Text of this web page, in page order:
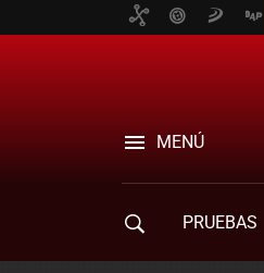
MENÚ
PRUEBAS